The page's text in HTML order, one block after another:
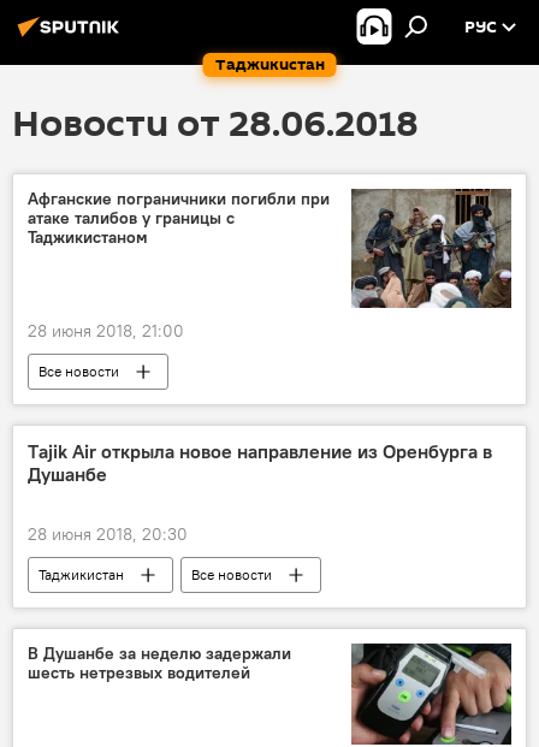
Таджикистан
РУС
Новости от 28.06.2018
Афганские пограничники погибли при
атаке талибов у границы с
Таджикистаном
28 июня 2018, 21:00
Все новости
Афганистан и Таджикистан: новости на границе
Афганистан
Центральная Азия
Тajik Air открыла новое направление из Оренбурга в
Душанбе
28 июня 2018, 20:30
Таджикистан
Все новости
аэропорт
Новости Душанбе
"Таджик Эйр"
Транспорт
В Душанбе за неделю задержали
шесть нетрезвых водителей